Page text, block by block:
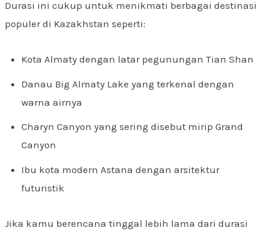
Durasi ini cukup untuk menikmati berbagai destinasi
populer di Kazakhstan seperti:
Kota Almaty dengan latar pegunungan Tian Shan
Danau Big Almaty Lake yang terkenal dengan
warna airnya
Charyn Canyon yang sering disebut mirip Grand
Canyon
Ibu kota modern Astana dengan arsitektur
futuristik
Jika kamu berencana tinggal lebih lama dari durasi